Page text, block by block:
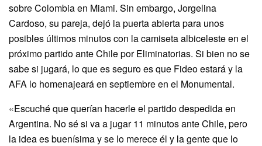
sobre Colombia en Miami. Sin embargo, Jorgelina
Cardoso, su pareja, dejó la puerta abierta para unos
posibles últimos minutos con la camiseta albiceleste en el
próximo partido ante Chile por Eliminatorias. Si bien no se
sabe si jugará, lo que es seguro es que Fideo estará y la
AFA lo homenajeará en septiembre en el Monumental.
«Escuché que querían hacerle el partido despedida en
Argentina. No sé si va a jugar 11 minutos ante Chile, pero
la idea es buenísima y se lo merece él y la gente que lo